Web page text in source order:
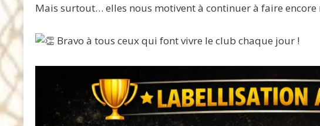
Mais surtout… elles nous motivent à continuer à faire encore
Bravo à tous ceux qui font vivre le club chaque jour !